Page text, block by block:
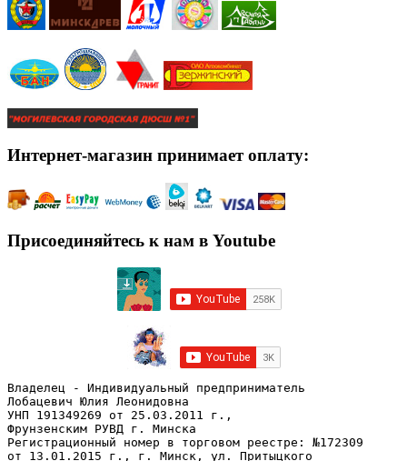
Интернет-магазин принимает оплату:
Присоединяйтесь к нам в Youtube
Владелец - Индивидуальный предприниматель
Лобацевич Юлия Леонидовна
УНП 191349269 от 25.03.2011 г.,
Фрунзенским РУВД г. Минска
Регистрационный номер в торговом реестре: №172309
от 13.01.2015 г., г. Минск, ул. Притыцкого